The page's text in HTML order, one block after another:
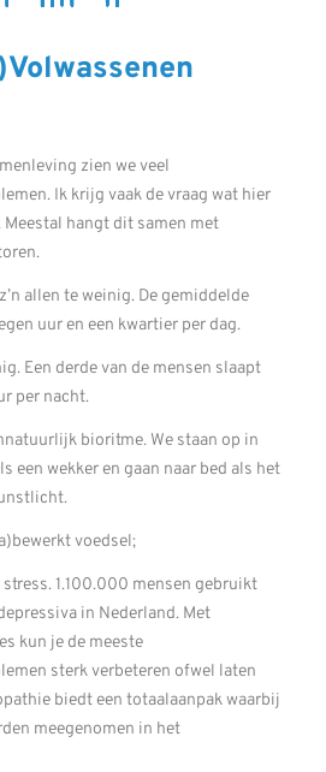
zien we veel
Ik krijg vaak de vraag wat hier
Meestal hangt dit samen met
allen te weinig. De gemiddelde
uur en een kwartier per dag.
Een derde van de mensen slaapt
per nacht.
bioritme. We staan op in
een wekker en gaan naar bed als het
voedsel;
stress. 1.100.000 mensen gebruikt
in Nederland. Met
kun je de meeste
sterk verbeteren ofwel laten
biedt een totaalaanpak waarbij
meegenomen in het